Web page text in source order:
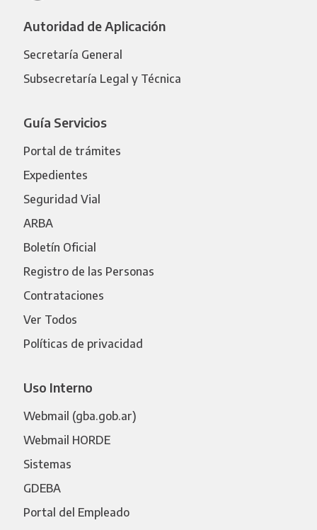
Autoridad de Aplicación
Secretaría General
Subsecretaría Legal y Técnica
Guía Servicios
Portal de trámites
Expedientes
Seguridad Vial
ARBA
Boletín Oficial
Registro de las Personas
Contrataciones
Ver Todos
Políticas de privacidad
Uso Interno
Webmail (gba.gob.ar)
Webmail HORDE
Sistemas
GDEBA
Portal del Empleado